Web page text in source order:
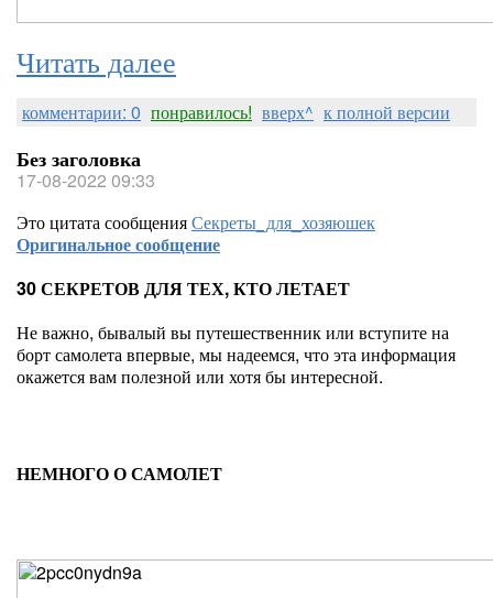
Читать далее
комментарии: 0 понравилось! вверх^ к полной версии
Без заголовка
17-08-2022 09:33
Это цитата сообщенияСекреты_для_хозяюшек
Оригинальное сообщение
30 СЕКРЕТОВ ДЛЯ ТЕХ, КТО ЛЕТАЕТ
Не важно, бывалый вы путешественник или вступите на
борт самолета впервые, мы надеемся, что эта информация
окажется вам полезной или хотя бы интересной.
НЕМНОГО О САМОЛЕТ